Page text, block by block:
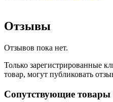
Отзывы
Отзывов пока нет.
Только зарегистрированные
товар, могут публиковать
Сопутствующие товары